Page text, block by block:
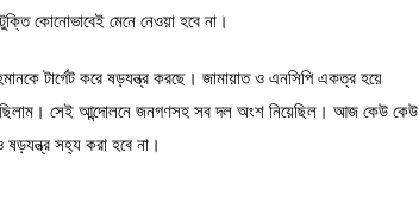
কোনোভাবেই মেনে নেওয়া হবে না।
টার্গেট করে ষড়যন্ত্র করছে। জামায়াত ও এনসিপি একত্র হয়ে
সেই আন্দোলনে জনগণসহ সব দল অংশ নিয়েছিল। আজ কেউ কেউ
ষড়যন্ত্র সহ্য করা হবে না।